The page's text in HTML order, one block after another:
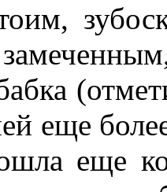
еще
еще